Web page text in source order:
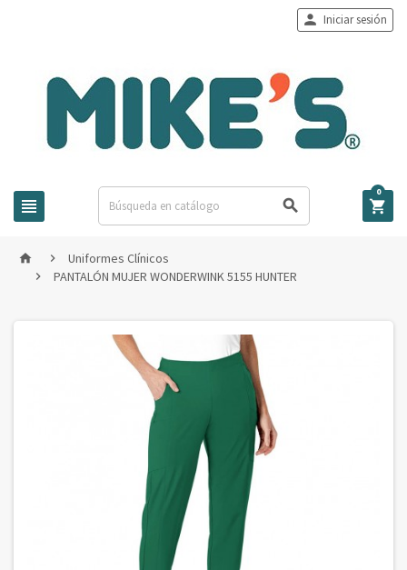
 
 Iniciar sesión

0
  Uniformes Clínicos
 PANTALÓN MUJER WONDERWINK 5155 HUNTER